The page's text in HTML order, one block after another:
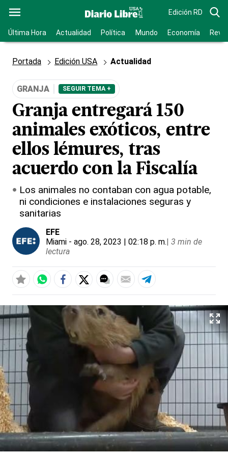
Edición RD
Última Hora Actualidad Política Mundo Economía
Portada Edición USA Actualidad
GRANJA SEGUIR TEMA +
Granja entregará 150
animales exóticos, entre
ellos lémures, tras
acuerdo con la Fiscalía
Los animales no contaban con agua potable,
ni condiciones e instalaciones seguras y
sanitarias
EFE
Miami - ago. 28, 2023 | 02:18 p. m.| 3 min de
lectura